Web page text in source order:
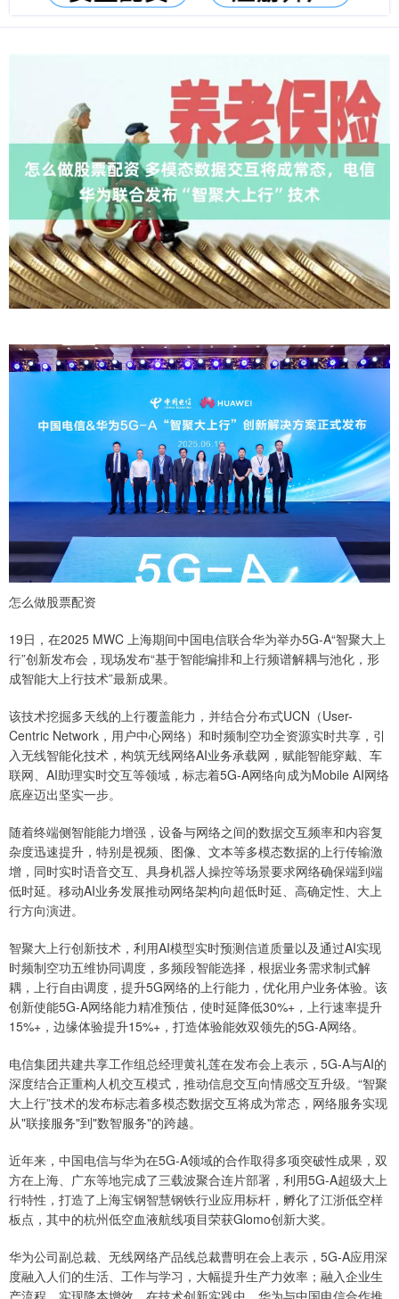
怎么做股票配资
19日，在2025 MWC 上海期间中国电信联合华为举办5G-A“智聚大上
行”创新发布会，现场发布“基于智能编排和上行频谱解耦与池化，形
成智能大上行技术”最新成果。
该技术挖掘多天线的上行覆盖能力，并结合分布式UCN（User-
Centric Network，用户中心网络）和时频制空功全资源实时共享，引
入无线智能化技术，构筑无线网络AI业务承载网，赋能智能穿戴、车
联网、AI助理实时交互等领域，标志着5G-A网络向成为Mobile AI网络
底座迈出坚实一步。
随着终端侧智能能力增强，设备与网络之间的数据交互频率和内容复
杂度迅速提升，特别是视频、图像、文本等多模态数据的上行传输激
增，同时实时语音交互、具身机器人操控等场景要求网络确保端到端
低时延。移动AI业务发展推动网络架构向超低时延、高确定性、大上
行方向演进。
智聚大上行创新技术，利用AI模型实时预测信道质量以及通过AI实现
时频制空功五维协同调度，多频段智能选择，根据业务需求制式解
耦，上行自由调度，提升5G网络的上行能力，优化用户业务体验。该
创新使能5G-A网络能力精准预估，使时延降低30%+，上行速率提升
15%+，边缘体验提升15%+，打造体验能效双领先的5G-A网络。
电信集团共建共享工作组总经理黄礼莲在发布会上表示，5G-A与AI的
深度结合正重构人机交互模式，推动信息交互向情感交互升级。“智聚
大上行”技术的发布标志着多模态数据交互将成为常态，网络服务实现
从"联接服务"到"数智服务"的跨越。
近年来，中国电信与华为在5G-A领域的合作取得多项突破性成果，双
方在上海、广东等地完成了三载波聚合连片部署，利用5G-A超级大上
行特性，打造了上海宝钢智慧钢铁行业应用标杆，孵化了江浙低空样
板点，其中的杭州低空血液航线项目荣获Glomo创新大奖。
华为公司副总裁、无线网络产品线总裁曹明在会上表示，5G-A应用深
度融入人们的生活、工作与学习，大幅提升生产力效率；融入企业生